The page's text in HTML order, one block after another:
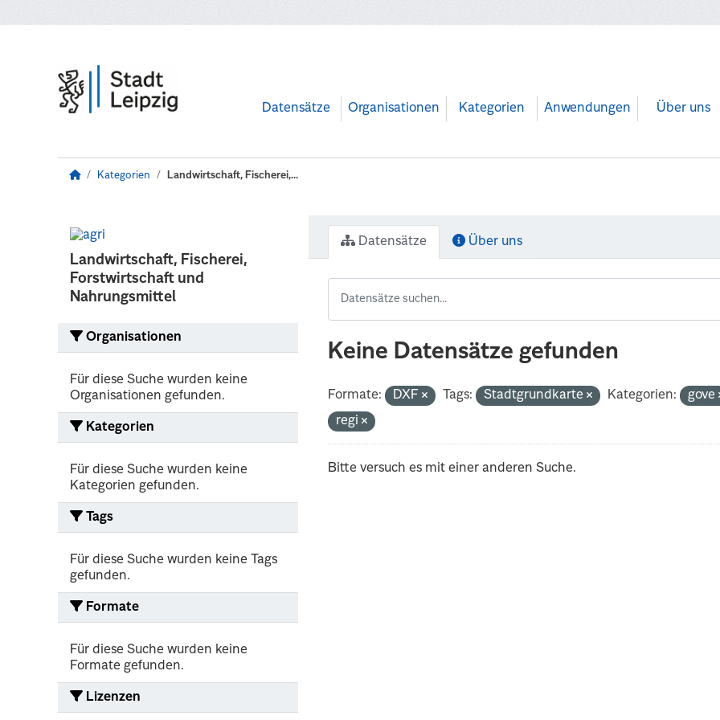
Datensätze Organisationen Kategorien Anwendungen Über uns
Kategorien Landwirtschaft, Fischerei,...
Landwirtschaft, Fischerei,
Forstwirtschaft und
Nahrungsmittel
Organisationen
Für diese Suche wurden keine
Organisationen gefunden.
Kategorien
Für diese Suche wurden keine
Kategorien gefunden.
Tags
Für diese Suche wurden keine Tags
gefunden.
Formate
Für diese Suche wurden keine
Formate gefunden.
Lizenzen
Datensätze Über uns
Keine Datensätze gefunden
Formate: DXF Tags: Stadtgrundkarte Kategorien:
gove
regi
Bitte versuch es mit einer anderen Suche.